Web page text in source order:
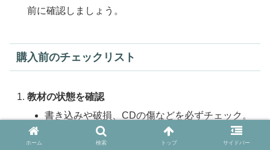
前に確認しましょう。
購入前のチェックリスト
教材の状態を確認
書き込みや破損、CDの傷などを必ずチェック。
動作確認ができない場合は返品可否を確認す
ホーム 検索 トップ サイドバー